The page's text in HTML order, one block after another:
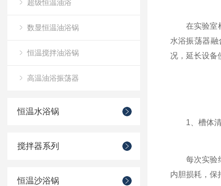
超级恒温油浴
数显恒温油浴锅
恒温搅拌油浴锅
高温油浴振荡器
恒温水浴锅
搅拌器系列
恒温沙浴锅
在实验室样
水浴振荡器
况，延长设备
1、槽体清
每次实验结
内胆损耗，保